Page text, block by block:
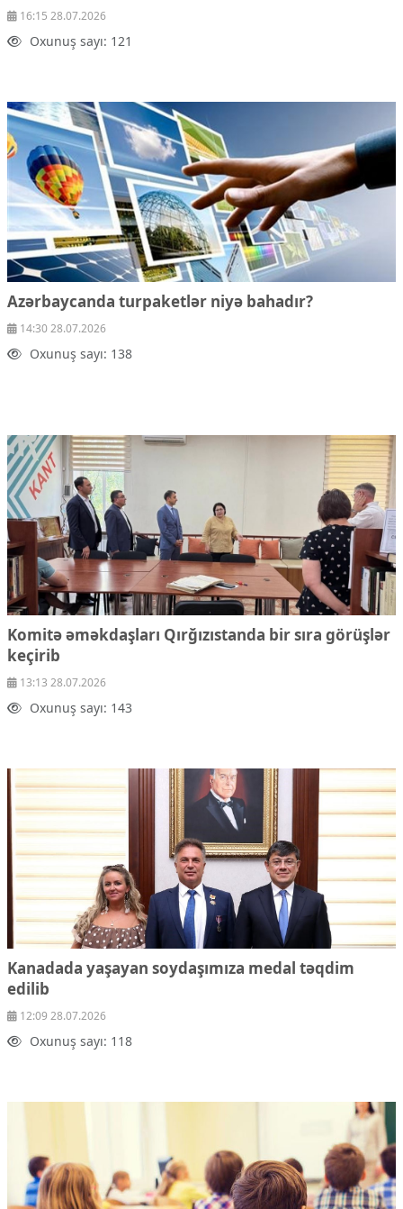
16:15 28.07.2026
Oxunuş sayı: 121
Azərbaycanda turpaketlər niyə bahadır?
14:30 28.07.2026
Oxunuş sayı: 138
Komitə əməkdaşları Qırğızıstanda bir sıra görüşlər
keçirib
13:13 28.07.2026
Oxunuş sayı: 143
Kanadada yaşayan soydaşımıza medal təqdim
edilib
12:09 28.07.2026
Oxunuş sayı: 118